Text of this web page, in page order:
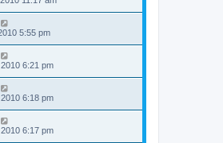
5:55 pm
6:21 pm
6:18 pm
6:17 pm